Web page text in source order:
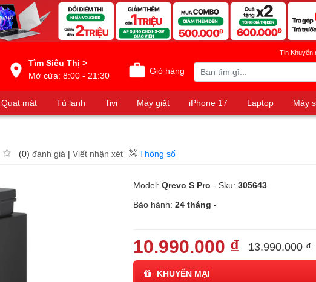
Tìm Siêu Thị >
Mở cửa: 8:00 - 21:30
Giỏ hàng
Tin Khuyến
Quạt mát Tủ lạnh Tivi Máy giặt iPhone 17 Laptop
Máy
(0) đánh giá | Viết nhận xét Thông số
Model: Qrevo S Pro - Sku: 305643
Bảo hành: 24 tháng -
10.990.000 ₫ 13.990.000 ₫
KHUYẾN MẠI